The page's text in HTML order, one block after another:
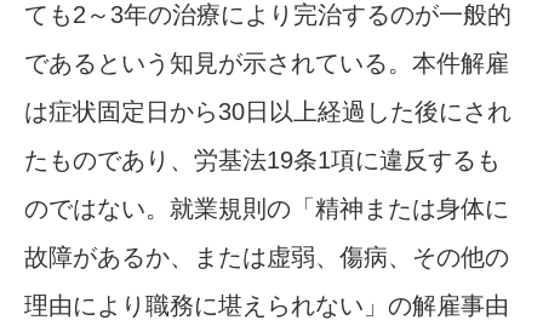
ても2～3年の治療により完治するのが一般的
であるという知見が示されている。本件解雇
は症状固定日から30日以上経過した後にされ
たものであり、労基法19条1項に違反するも
のではない。就業規則の「精神または身体に
故障があるか、または虚弱、傷病、その他の
理由により職務に堪えられない」の解雇事由